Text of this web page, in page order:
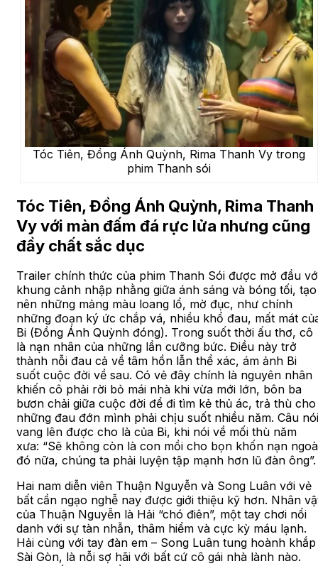
Tóc Tiên, Đồng Ánh Quỳnh, Rima Thanh Vy trong
phim Thanh sói
Tóc Tiên, Đồng Ánh Quỳnh, Rima Thanh
Vy với màn đấm đá rực lửa nhưng cũng
đầy chất sắc dục
Trailer chính thức của phim Thanh Sói được mở đầu
khung cảnh nhập nhằng giữa ánh sáng và bóng tối, tạo
nên những mảng màu loang lổ, mờ đục, như chính
những đoạn ký ức chắp vá, nhiều khổ đau, mất mát
Bi (Đồng Ánh Quỳnh đóng). Trong suốt thời ấu thơ, cô
là nạn nhân của những lần cưỡng bức. Điều này trở
thành nỗi đau cả về tâm hồn lẫn thể xác, ám ảnh Bi
suốt cuộc đời về sau. Có vẻ đây chính là nguyên nhân
khiến cô phải rời bỏ mái nhà khi vừa mới lớn, bôn ba
bươn chải giữa cuộc đời để đi tìm kẻ thủ ác, trả thù cho
những đau đớn mình phải chịu suốt nhiều năm. Câu nói
vang lên được cho là của Bi, khi nói về mối thù năm
xưa: “Sẽ không còn là con mồi cho bọn khốn nạn
đó nữa, chúng ta phải luyện tập mạnh hơn lũ đàn ông”.
Hai nam diễn viên Thuận Nguyễn và Song Luân với vẻ
bất cần ngạo nghễ nay được giới thiệu kỹ hơn. Nhân
của Thuận Nguyễn là Hải “chó điên”, một tay chơi nổi
danh với sự tàn nhẫn, thâm hiểm và cực kỳ máu lạnh.
Hải cùng với tay đàn em – Song Luân tung hoành khắp
Sài Gòn, là nỗi sợ hãi với bất cứ cô gái nhà lành nào.